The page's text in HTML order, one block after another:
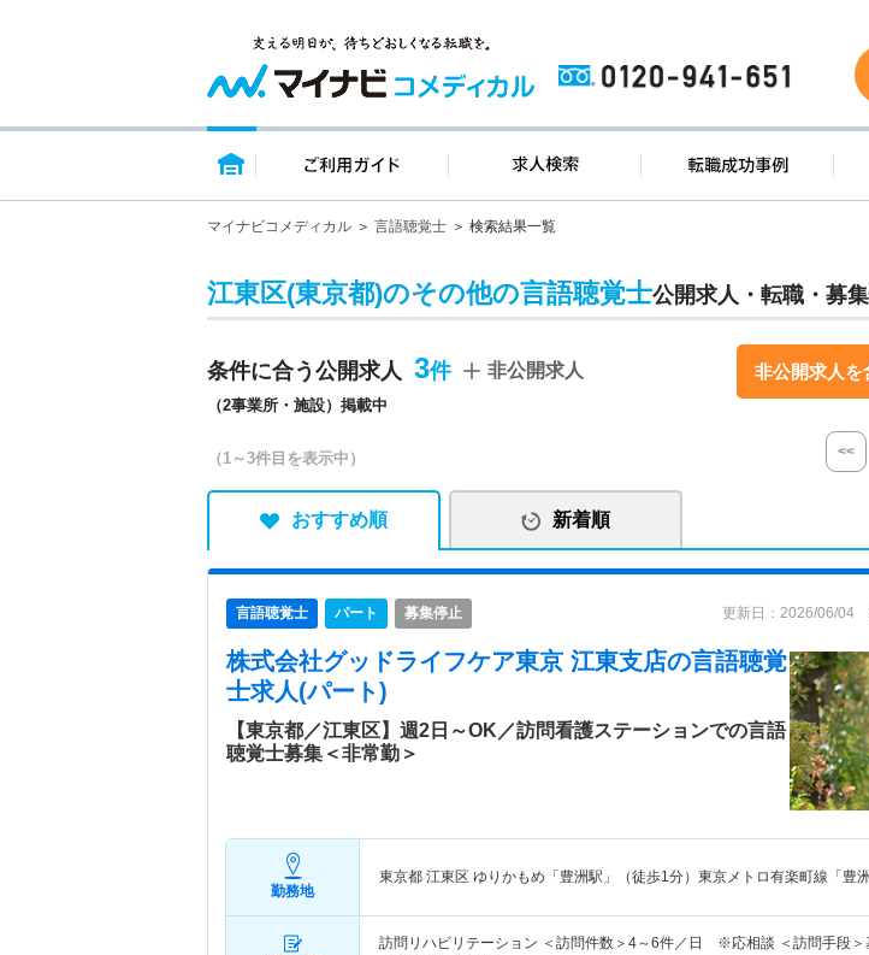
0120-941-
トップページ ご利用ガイド 求人検索 転職
マイナビコメディカル 言語聴覚士 検索結果一覧
江東区(東京都)のその他の言語聴覚士公開求人・転職・募
条件に合う公開求人 3
（2事業所・施設）掲載中
非公開求人 非公開求人を
（1～3件目を表示中） <<
おすすめ順 新着順
言語聴覚士 パート 募集停止 更新日：2026/06/04
株式会社グッドライフケア東京 江東支店の言語聴覚
士求人(パート)
【東京都／江東区】週2日～OK／訪問看護ステーションでの言語
聴覚士募集＜非常勤＞
勤務地
東京都 江東区 ゆりかもめ「豊洲駅」（徒歩1分）東京メトロ有楽町線「豊
訪問リハビリテーション ＜訪問件数＞4～6件／日 ※応相談 ＜訪問手段＞